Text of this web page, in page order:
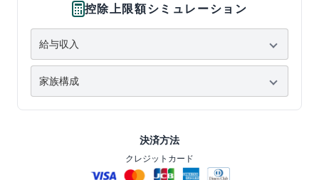
控除上限額シミュレーション
決済方法
クレジットカード